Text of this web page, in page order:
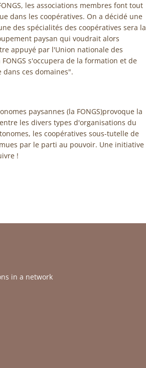
les associations membres font tout
dans les coopératives. On a décidé une
des spécialités des coopératives sera la
paysan qui voudrait alors
appuyé par l'Union nationale des
s'occupera de la formation et de
ces domaines".
paysannes (la FONGS)provoque la
les divers types d'organisations du
les coopératives sous-tutelle de
par le parti au pouvoir. Une initiative
!
in a network